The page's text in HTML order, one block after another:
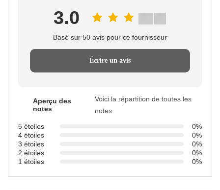
3.0
Basé sur 50 avis pour ce fournisseur
Écrire un avis
Aperçu des
notes
Voici la répartition de toutes les
notes
5 étoiles
0%
4 étoiles
0%
3 étoiles
0%
2 étoiles
0%
1 étoiles
0%